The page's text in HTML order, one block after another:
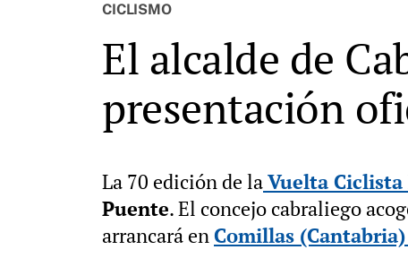
CICLISMO
El alcalde de
presentación
La 70 edición de laVuelta Ciclista
Puente. El concejo cabraliego
arrancará enComillas